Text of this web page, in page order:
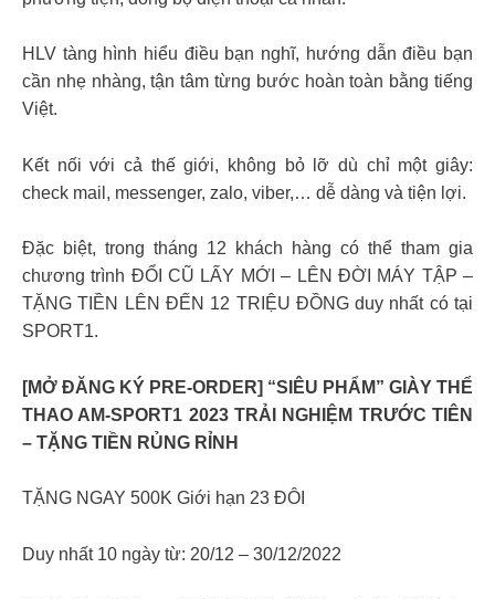
HLV tàng hình hiểu điều bạn nghĩ, hướng dẫn điều bạn
cần nhẹ nhàng, tận tâm từng bước hoàn toàn bằng tiếng
Việt.
Kết nối với cả thế giới, không bỏ lỡ dù chỉ một giây:
check mail, messenger, zalo, viber,… dễ dàng và tiện lợi.
Đặc biệt, trong tháng 12 khách hàng có thể tham gia
chương trình ĐỔI CŨ LẤY MỚI – LÊN ĐỜI MÁY TẬP –
TẶNG TIỀN LÊN ĐẾN 12 TRIỆU ĐỒNG duy nhất có tại
SPORT1.
[MỞ ĐĂNG KÝ PRE-ORDER] “SIÊU PHẨM” GIÀY THỂ
THAO AM-SPORT1 2023 TRẢI NGHIỆM TRƯỚC TIÊN
– TẶNG TIỀN RỦNG RỈNH
TẶNG NGAY 500K Giới hạn 23 ĐÔI
Duy nhất 10 ngày từ: 20/12 – 30/12/2022